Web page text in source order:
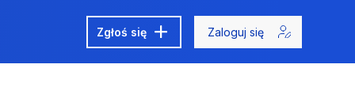
Zgłoś się Zaloguj się